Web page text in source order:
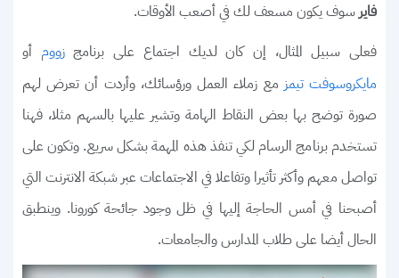
فايرسوف يكون مسعف لك في أصعب الأوقات.
فعلى سبيل المثال، إن كان لديك اجتماع على برنامجزووم أو
مايكروسوفت تيمز مع زملاء العمل ورؤسائك، وأردت أن تعرض لهم
صورة توضح بها بعض النقاط الهامة وتشير عليها بالسهم مثلا، فهنا
تستخدم برنامج الرسام لكي تنفذ هذه المهمة بشكل سريع. وتكون على
تواصل معهم وأكثر تأثيرا وتفاعلا في الاجتماعات عبر شبكة الانترنت التي
أصبحنا في أمس الحاجة إليها في ظل وجود جائحة كورونا. وينطبق
الحال أيضا على طلاب المدارس والجامعات.